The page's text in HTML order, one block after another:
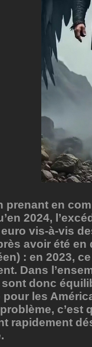
prenant en
2024,
vis-à-vis
avoir été
: en 2023,
Dans
donc
les
c’est
rapidement